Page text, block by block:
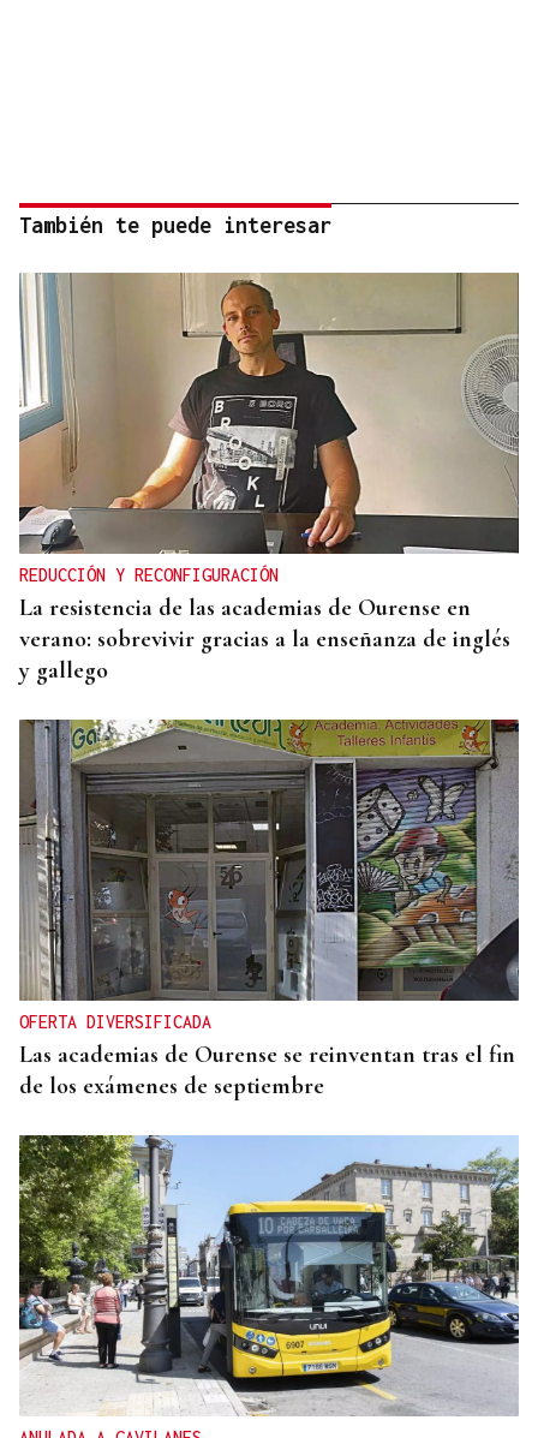
También te puede interesar
REDUCCIÓN Y RECONFIGURACIÓN
La resistencia de las academias de Ourense en
verano: sobrevivir gracias a la enseñanza de inglés
y gallego
OFERTA DIVERSIFICADA
Las academias de Ourense se reinventan tras el fin
de los exámenes de septiembre